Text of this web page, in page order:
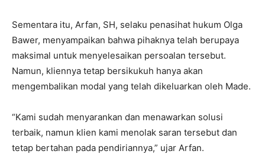
Sementara itu, Arfan, SH, selaku penasihat hukum Olga
Bawer, menyampaikan bahwa pihaknya telah berupaya
maksimal untuk menyelesaikan persoalan tersebut.
Namun, kliennya tetap bersikukuh hanya akan
mengembalikan modal yang telah dikeluarkan oleh Made.
“Kami sudah menyarankan dan menawarkan solusi
terbaik, namun klien kami menolak saran tersebut dan
tetap bertahan pada pendiriannya,” ujar Arfan.